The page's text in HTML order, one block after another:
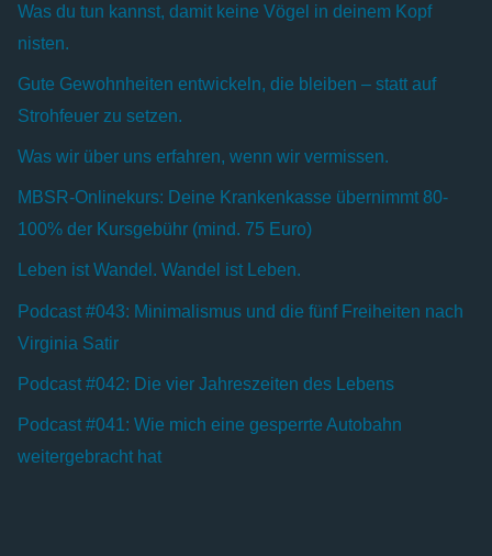
Was du tun kannst, damit keine Vögel in deinem Kopf
nisten.
Gute Gewohnheiten entwickeln, die bleiben – statt auf
Strohfeuer zu setzen.
Was wir über uns erfahren, wenn wir vermissen.
MBSR-Onlinekurs: Deine Krankenkasse übernimmt 80-
100% der Kursgebühr (mind. 75 Euro)
Leben ist Wandel. Wandel ist Leben.
Podcast #043: Minimalismus und die fünf Freiheiten nach
Virginia Satir
Podcast #042: Die vier Jahreszeiten des Lebens
Podcast #041: Wie mich eine gesperrte Autobahn
weitergebracht hat